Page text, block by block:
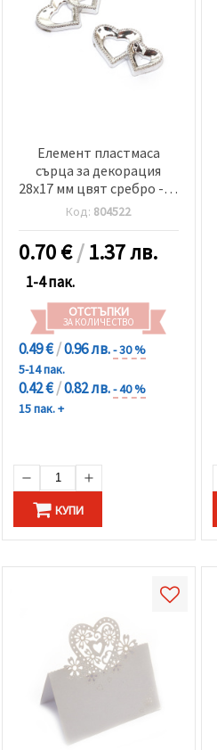
Елемент пластмаса
сърца за декорация
28x17 мм цвят сребро -10
броя
Код: 804522
0.70€/1.37 лв.
1-4 пак.
ОТСТЪПКИ
ЗА КОЛИЧЕСТВО
0.49 €/0.96 лв.- 30 %
5-14 пак.
0.42 €/0.82 лв.- 40 %
15 пак. +
КУПИ